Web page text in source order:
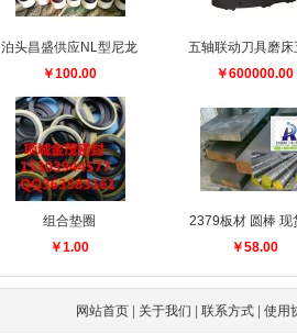
泊头昌盛供应NL型尼龙
￥100.00
五轴联动刀具磨床
￥600000.00
组合垫圈
￥1.00
2379板材 圆棒 现
￥58.00
网站首页 关于我们 |联系方式 |使用